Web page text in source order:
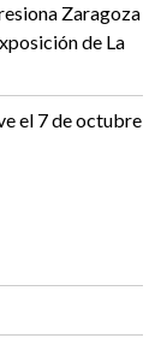
Zaragoza
de La
el 7 de octubre